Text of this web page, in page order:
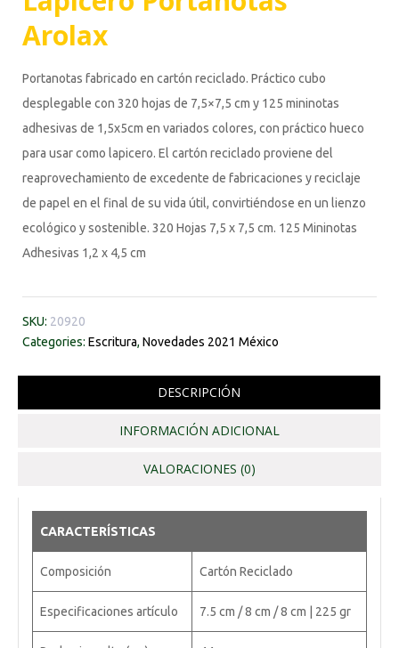
Arolax
Portanotas fabricado en cartón reciclado. Práctico cubo
desplegable con 320 hojas de 7,5×7,5 cm y 125 mininotas
adhesivas de 1,5x5cm en variados colores, con práctico hueco
para usar como lapicero. El cartón reciclado proviene del
reaprovechamiento de excedente de fabricaciones y reciclaje
de papel en el final de su vida útil, convirtiéndose en un lienzo
ecológico y sostenible. 320 Hojas 7,5 x 7,5 cm. 125 Mininotas
Adhesivas 1,2 x 4,5 cm
SKU: 20920
Categories: Escritura, Novedades 2021 México
DESCRIPCIÓN
INFORMACIÓN ADICIONAL
VALORACIONES (0)
CARACTERÍSTICAS
Composición Cartón Reciclado
Especificaciones artículo 7.5 cm / 8 cm / 8 cm | 225 gr